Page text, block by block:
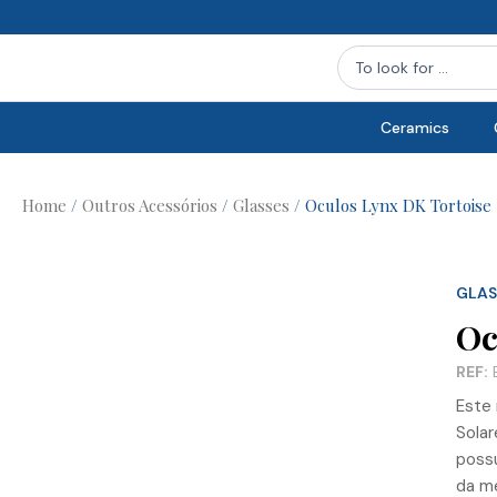
Search
...
Ceramics
Home / Outros Acessórios / Glasses / Oculos Lynx DK Tortoise
REF:
Este
da